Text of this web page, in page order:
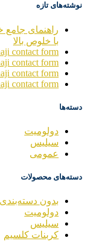
نوشته‌های تازه
راهنمای جامع
با خلوص بالا
contact form
contact form
contact form
contact form
دسته‌ها
دولومیت
سیلیس
عمومی
دسته‌های محصولات
بدون دسته‌بندی
دولومیت
سیلیس
کربنات کلسیم